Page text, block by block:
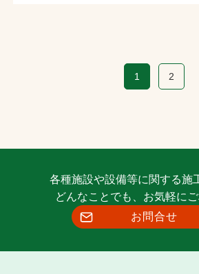
1 2
各種施設や設備等に関する施
どんなことでも、お気軽に
お問合せ